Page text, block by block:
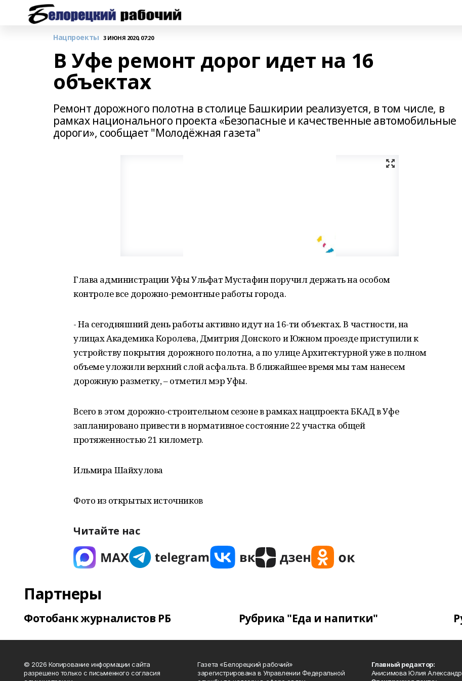
Нацпроекты 3 ИЮНЯ 2020, 07:20
В Уфе ремонт дорог идет на 16
объектах
Ремонт дорожного полотна в столице Башкирии реализуется, в том числе, в
рамках национального проекта «Безопасные и качественные автомобильные
дороги», сообщает "Молодёжная газета"
Глава администрации Уфы Ульфат Мустафин поручил держать на особом
контроле все дорожно-ремонтные работы города.
- На сегодняшний день работы активно идут на 16-ти объектах. В частности, на
улицах Академика Королева, Дмитрия Донского и Южном проезде приступили к
устройству покрытия дорожного полотна, а по улице Архитектурной уже в полном
объеме уложили верхний слой асфальта. В ближайшее время мы там нанесем
дорожную разметку, – отметил мэр Уфы.
Всего в этом дорожно-строительном сезоне в рамках нацпроекта БКАД в Уфе
запланировано привести в нормативное состояние 22 участка общей
протяженностью 21 километр.
Ильмира Шайхулова
Фото из открытых источников
Читайте нас
Партнеры
Фотобанк журналистов РБ Рубрика "Еда и напитки"
© 2026 Копирование информации сайта
разрешено только с письменного согласия
Газета «Белорецкий рабочий»
зарегистрирована в Управлении Федеральной
Главный редактор:
Анисимова Юлия